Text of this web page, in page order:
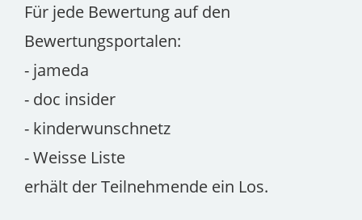
Für jede Bewertung auf den
Bewertungsportalen:
- jameda
- doc insider
- kinderwunschnetz
- Weisse Liste
erhält der Teilnehmende ein Los.